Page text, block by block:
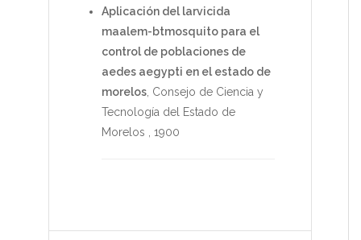
Aplicación del larvicida
maalem-btmosquito para el
control de poblaciones de
aedes aegypti en el estado de
morelos Consejo de Ciencia y
Tecnología del Estado de
Morelos
1900